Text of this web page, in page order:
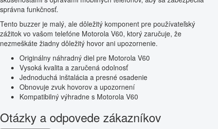
správna funkčnosť.
Tento buzzer je malý, ale dôležitý komponent pre používateľský
zážitok vo vašom telefóne Motorola V60, ktorý zaručuje, že
nezmeškáte žiadny dôležitý hovor ani upozornenie.
Originálny náhradný diel pre Motorola V60
Vysoká kvalita a zaručená odolnosť
Jednoduchá inštalácia a presné osadenie
Obnovuje zvuk hovorov a upozornení
Kompatibilný výhradne s Motorola V60
Otázky a odpovede zákazníkov